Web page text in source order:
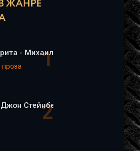
ЖАНРЕ
- Михаил Булгаков
проза
Стейнбек